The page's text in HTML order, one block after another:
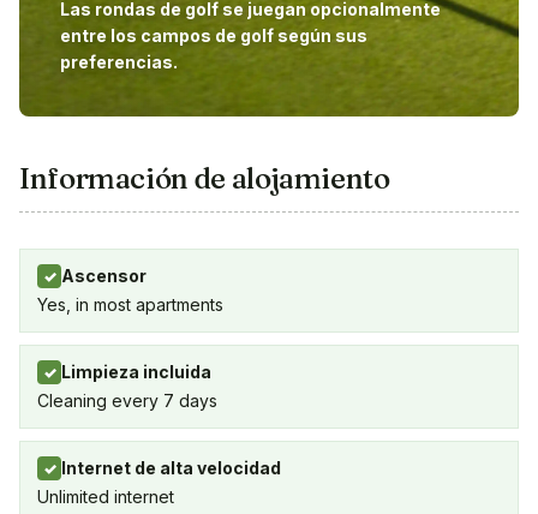
Las rondas de golf se juegan opcionalmente
entre los campos de golf según sus
preferencias.
Información de alojamiento
✓ Ascensor
Yes, in most apartments
✓ Limpieza incluida
Cleaning every 7 days
✓ Internet de alta velocidad
Unlimited internet